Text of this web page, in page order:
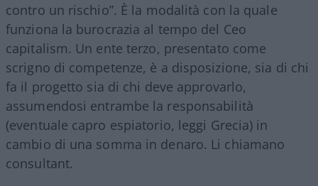
contro un rischio”. È la modalità con la quale
funziona la burocrazia al tempo del Ceo
capitalism. Un ente terzo, presentato come
scrigno di competenze, è a disposizione, sia di chi
fa il progetto sia di chi deve approvarlo,
assumendosi entrambe la responsabilità
(eventuale capro espiatorio, leggi Grecia) in
cambio di una somma in denaro. Li chiamano
consultant.